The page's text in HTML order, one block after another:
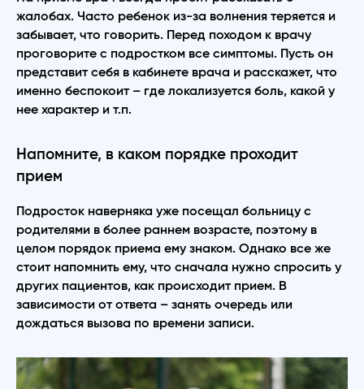
жалобах. Часто ребенок из-за волнения теряется и
забывает, что говорить. Перед походом к врачу
проговорите с подростком все симптомы. Пусть он
представит себя в кабинете врача и расскажет, что
именно беспокоит – где локализуется боль, какой у
нее характер и т.п.
Напомните, в каком порядке проходит
прием
Подросток наверняка уже посещал больницу с
родителями в более раннем возрасте, поэтому в
целом порядок приема ему знаком. Однако все же
стоит напомнить ему, что сначала нужно спросить у
других пациентов, как происходит прием. В
зависимости от ответа – занять очередь или
дождаться вызова по времени записи.